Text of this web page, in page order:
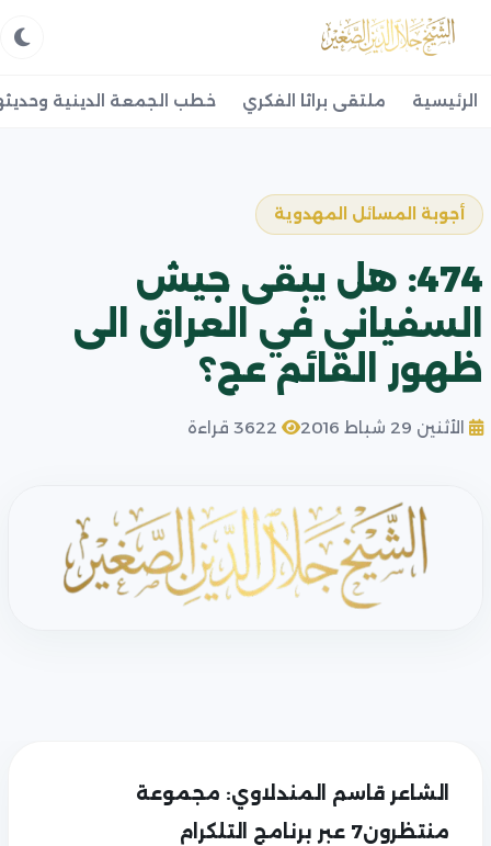
الرئيسية ملتقى براثا الفكري خطب الجمعة الدينية
أجوبة المسائل المهدوية
474: هل يبقى جيش
السفياني في العراق الى
ظهور القائم عج؟
الأثنين 29 شباط 2016
الشاعر قاسم المندلاوي: مجموعة
منتظرون7 عبر برنامج التلكرام